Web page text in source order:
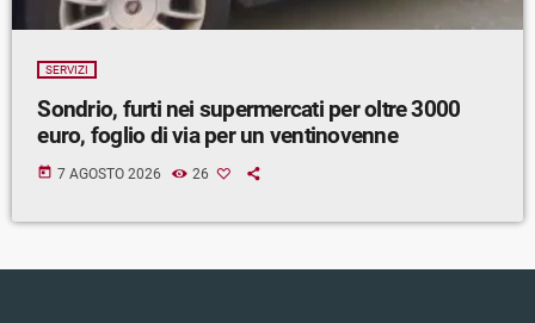
SERVIZI
Sondrio, furti nei supermercati per oltre 3000
euro, foglio di via per un ventinovenne
today 7 AGOSTO 2026 26